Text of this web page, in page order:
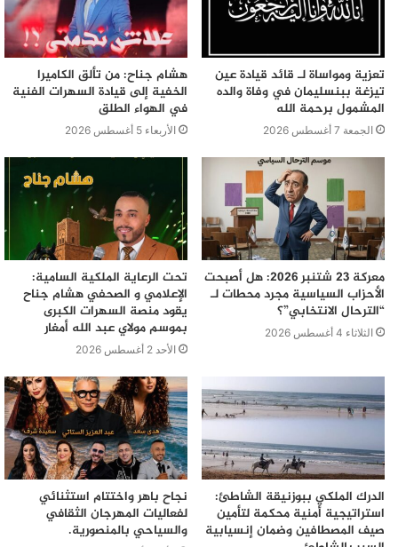
تعزية ومواساة لـ قائد قيادة عين
تيزغة ببنسليمان في وفاة والده
المشمول برحمة الله
الجمعة 7 أغسطس 2026
هشام جناح: من تألق الكاميرا
الخفية إلى قيادة السهرات الفنية
في الهواء الطلق
الأربعاء 5 أغسطس 2026
معركة 23 شتنبر 2026: هل أصبحت
الأحزاب السياسية مجرد محطات لـ
“الترحال الانتخابي”؟
الثلاثاء 4 أغسطس 2026
تحت الرعاية الملكية السامية:
الإعلامي و الصحفي هشام جناح
يقود منصة السهرات الكبرى
بموسم مولاي عبد الله أمغار
الأحد 2 أغسطس 2026
الدرك الملكي ببوزنيقة الشاطئ:
استراتيجية أمنية محكمة لتأمين
صيف المصطافين وضمان إنسيابية
نجاح باهر واختتام استثنائي
لفعاليات المهرجان الثقافي
والسياحي بالمنصورية.